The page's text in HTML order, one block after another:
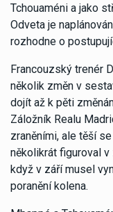
Tchouaméni a jako
Odveta je
rozhodne o
Francouzský trenér
několik změn v
dojít až k pěti
Záložník Realu
zraněními, ale těší
několikrát figuroval
když v září musel
poranění kolena.